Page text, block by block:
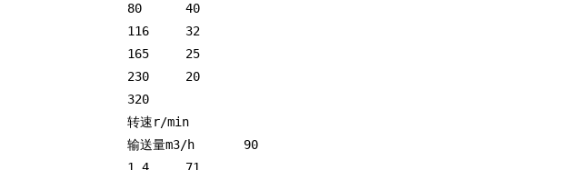
80	40
116	32
165	25
230	20
320
转速r/min
输送量m3/h	90